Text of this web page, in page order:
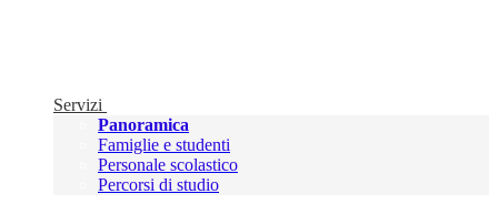
Servizi
Panoramica
Famiglie e studenti
Personale scolastico
Percorsi di studio